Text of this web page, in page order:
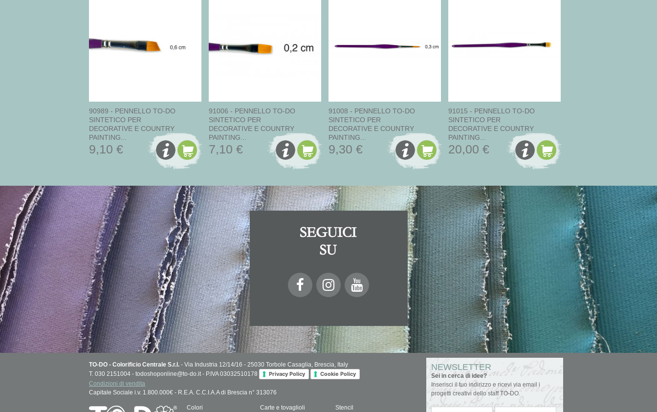
90989 - PENNELLO TO-DO
SINTETICO PER
DECORATIVE E COUNTRY
PAINTING...
9,10 €
91006 - PENNELLO TO-DO
SINTETICO PER
DECORATIVE E COUNTRY
PAINTING...
7,10 €
91008 - PENNELLO TO-DO
SINTETICO PER
DECORATIVE E COUNTRY
PAINTING...
9,30 €
91015 - PENNELLO TO-DO
SINTETICO PER
DECORATIVE E COUNTRY
PAINTING...
20,00 €
TO-DO - Colorificio Centrale S.r.l. - Via Industria 12/14/16 - 25030 Torbole Casaglia, Brescia, Italy
T. 030 2151004 - todoshoponline@to-do.it - P.IVA 03032510178
Privacy Policy
Cookie Policy
Condizioni di vendita
Capitale Sociale i.v. 1.800.000€ - R.E.A. C.C.I.A.A di Brescia n° 313076
NEWSLETTER
Sei in cerca di idee?
Inserisci il tuo indirizzo e ricevi via email i
progetti creativi dello staff TO-DO.
Colori Carte e tovaglioli Stencil